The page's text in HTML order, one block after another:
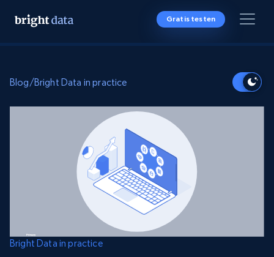
Gratis testen
Blog/Bright Data in practice
Bright Data in practice